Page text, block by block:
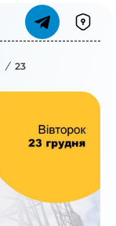
/ 23